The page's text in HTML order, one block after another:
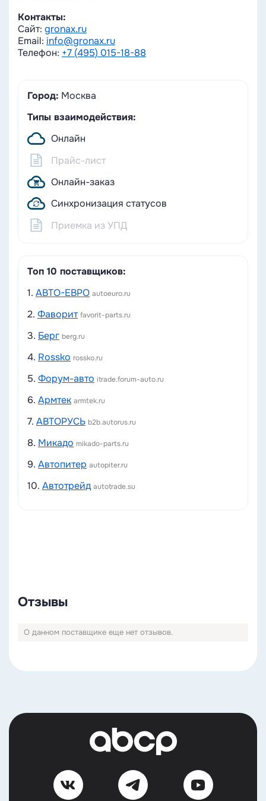
Контакты:
Сайт: gronax.ru
Email: info@gronax.ru
Телефон: +7 (495) 015-18-88
Город: Москва
Типы взаимодействия:
Онлайн
Прайс-лист
Онлайн-заказ
Синхронизация статусов
Приемка из УПД
Топ 10 поставщиков:
1. АВТО-ЕВРО autoeuro.ru
2. Фаворит favorit-parts.ru
3. Берг berg.ru
4. Rossko rossko.ru
5. Форум-авто itrade.forum-auto.ru
6. Армтек armtek.ru
7. АВТОРУСЬ b2b.autorus.ru
8. Микадо mikado-parts.ru
9. Автопитер autopiter.ru
10. Автотрейд autotrade.su
Отзывы
О данном поставщике еще нет отзывов.